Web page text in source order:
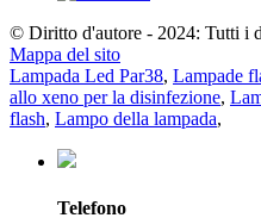
© Diritto d'autore - 2024: Tutti i
Mappa del sito
Lampada Led Par38, Lampade
allo xeno per la disinfezione,
flash, Lampo della lampada,
Telefono